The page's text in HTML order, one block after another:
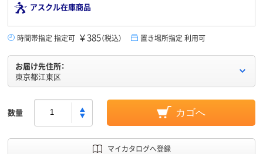
アスクル在庫商品
時間帯指定 指定可 ￥385（税込） 置き場所指定 利用可
お届け先住所：
東京都江東区
数量 カゴへ
マイカタログへ登録